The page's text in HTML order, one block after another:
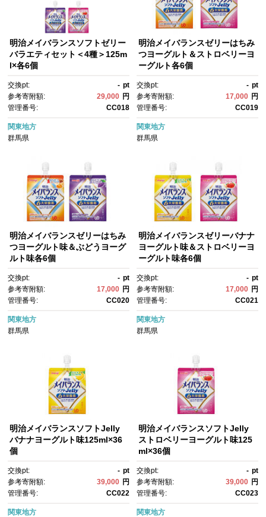
明治メイバランスソフトゼリー
バラエティセット＜4種＞125m
l×各6個
交換pt: - pt
参考寄附額:
29,000 円
管理番号:
CC018
関東地方
群馬県
明治メイバランスゼリーはちみ
つヨーグルト＆ストロベリーヨ
ーグルト各6個
交換pt: - pt
参考寄附額:
17,000 円
管理番号:
CC019
関東地方
群馬県
明治メイバランスゼリーはちみ
つヨーグルト味＆ぶどうヨーグ
ルト味各6個
交換pt: - pt
参考寄附額:
17,000 円
管理番号:
CC020
関東地方
群馬県
明治メイバランスゼリーバナナ
ヨーグルト味＆ストロベリーヨ
ーグルト味各6個
交換pt: - pt
参考寄附額:
17,000 円
管理番号:
CC021
関東地方
群馬県
明治メイバランスソフトJelly
バナナヨーグルト味125ml×36
個
交換pt: - pt
参考寄附額:
39,000 円
管理番号:
CC022
関東地方
明治メイバランスソフトJelly
ストロベリーヨーグルト味125
ml×36個
交換pt: - pt
参考寄附額:
39,000 円
管理番号:
CC023
関東地方